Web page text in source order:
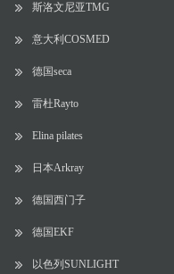
斯洛文尼亚TMG
意大利COSMED
德国seca
雷杜Rayto
Elina pilates
日本Arkray
德国西门子
德国EKF
以色列SUNLIGHT